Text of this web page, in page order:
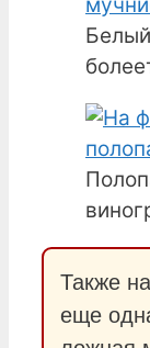
Также
еще